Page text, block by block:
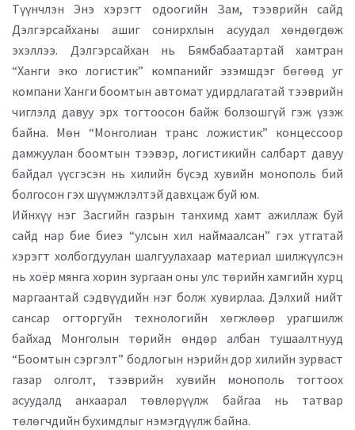
Түүнчлэн Энэ хэрэгт одоогийн Зам, тээврийн сайд
Дэлгэрсайханы ашиг сонирхлын асуудал хөндөгдөж
эхэллээ. Дэлгэрсайхан нь Бямбабаатартай хамтран
“Ханги эко логистик” компанийг эзэмшдэг бөгөөд уг
компани Ханги боомтын автомат удирдлагатай тээврийн
чиглэлд давуу эрх тогтоосон байж болзошгүй гэж үзэж
байна. Мөн “Монголиан транс ложистик” концессоор
дамжуулан боомтын тээвэр, логистикийн салбарт давуу
байдал үүсгэсэн нь хилийн бүсэд хувийн монополь бий
болгосон гэх шүүмжлэлтэй давхцаж буй юм.
Ийнхүү нэг Засгийн газрын танхимд хамт ажиллаж буй
сайд нар бие биеэ “улсын хил наймаалсан” гэх утгатай
хэрэгт холбогдуулан шалгуулахаар материал шилжүүлсэн
нь хоёр мянга хорин зургаан оны улс төрийн хамгийн хурц
маргаантай сэдвүүдийн нэг болж хувирлаа. Дэлхий нийт
сансар огторгуйн технологийн хөгжлөөр урагшилж
байхад Монголын төрийн өндөр албан тушаалтнууд
“Боомтын сэргэлт” бодлогын нэрийн дор хилийн зурваст
газар олголт, тээврийн хувийн монополь тогтоох
асуудалд анхаарал төвлөрүүлж байгаа нь татвар
төлөгчдийн бухимдлыг нэмэгдүүлж байна.